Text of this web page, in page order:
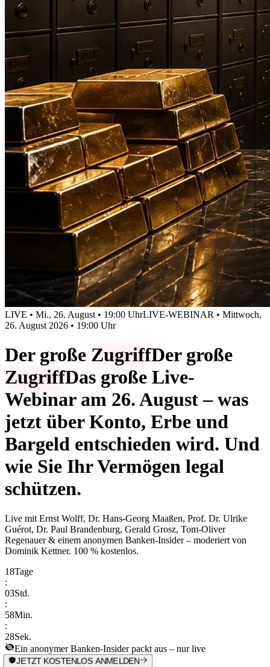
LIVE • Mi., 26. August • 19:00 UhrLIVE-WEBINAR • Mittwoch,
26. August 2026 • 19:00 Uhr
Der große ZugriffDer große
ZugriffDas große Live-
Webinar am 26. August – was
jetzt über Konto, Erbe und
Bargeld entschieden wird. Und
wie Sie Ihr Vermögen legal
schützen.
Live mit Ernst Wolff, Dr. Hans-Georg Maaßen, Prof. Dr. Ulrike
Guérot, Dr. Paul Brandenburg, Gerald Grosz, Tom-Oliver
Regenauer & einem anonymen Banken-Insider– moderiert von
Dominik Kettner. 100 % kostenlos.
18Tage
:
03Std.
:
58Min.
:
28Sek.
Ein anonymer Banken-Insider packt aus – nur live
JETZT KOSTENLOS ANMELDEN